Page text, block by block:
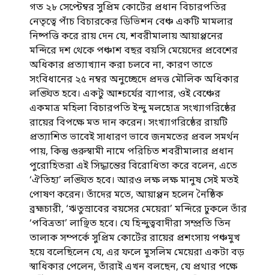
গত ২৮ সেপ্টেম্বর সুপ্রিম কোর্টের প্রধান বিচারপতির
নেতৃত্বে পাঁচ বিচারকের ডিভিশন বেঞ্চ একটি মামলার
নিষ্পত্তি করে রায় দেন যে, শবরীমালায় আয়াপ্পনের
মন্দিরে দশ থেকে পঞ্চাশ বছর বয়সি মেয়েদের প্রবেশের
অধিকার প্রত্যাখ্যান করা চলবে না, কারণ তাতে
সংবিধানের ২৫ নম্বর অনুচ্ছেদে প্রদত্ত মৌলিক অধিকার
লঙ্ঘিত হবে। একটু আশ্চর্যের ব্যাপার, ওই বেঞ্চের
একমাত্র মহিলা বিচারপতি ইন্দু মলহোত্র সংখ্যাগরিষ্ঠের
রায়ের বিপক্ষে মত দান করেন। সংখ্যাগরিষ্ঠের রায়টি
প্রত্যাশিত ভাবেই সাধারণ ভাবে জনমতের প্রবল সমর্থন
পায়, কিন্তু গুরুস্বামী নামে পরিচিত শবরীমালার প্রধান
পুরোহিতরা এই সিদ্ধান্তের বিরোধিতা করে বলেন, এতে
‘ঐতিহ্য’ লঙ্ঘিত হবে। আরও লক্ষ লক্ষ মানুষ সেই মতই
পোষণ করেন। তাঁদের মতে, আয়াপ্পন হলেন নৈষ্ঠিক
ব্রহ্মচারী, ‘ঋতুস্রাবের বয়সের মেয়েরা’ মন্দিরে ঢুকলে তাঁর
‘পবিত্রতা’ লাঞ্ছিত হবে। যে হিন্দুত্ববাদীরা সম্প্রতি তিন
তালাক সম্পর্কে সুপ্রিম কোর্টের রায়ের প্রশংসায় পঞ্চমুখ
হয়ে বলেছিলেন যে, এর ফলে মুসলিম মেয়েরা একটা বড়
স্বাধিকার পেলেন, তাঁরাই এখন বলছেন, যে প্রথার পক্ষে